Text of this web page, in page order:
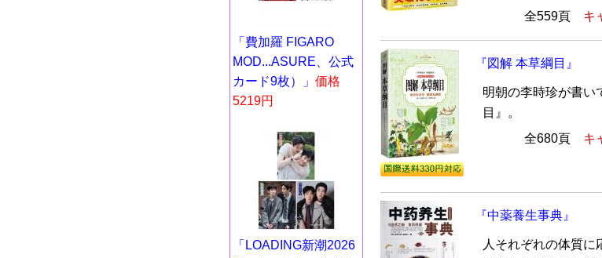
「費加羅 FIGARO
MOD...ASURE、公式
カード9枚）」 価格
5219円
「LOADING新潮2026
全559頁 キ
『図解 本草綱目』
明朝の李時珍が書い
目』。
全680頁 キ
『中薬養生事典』
人それぞれの体質に